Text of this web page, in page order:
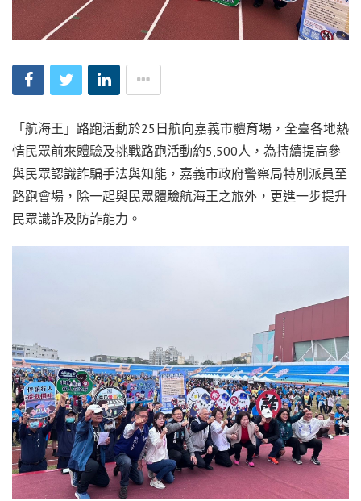
「航海王」路跑活動於25日航向嘉義市體育場，全臺各地熱
情民眾前來體驗及挑戰路跑活動約5,500人，為持續提高參
與民眾認識詐騙手法與知能，嘉義市政府警察局特別派員至
路跑會場，除一起與民眾體驗航海王之旅外，更進一步提升
民眾識詐及防詐能力。